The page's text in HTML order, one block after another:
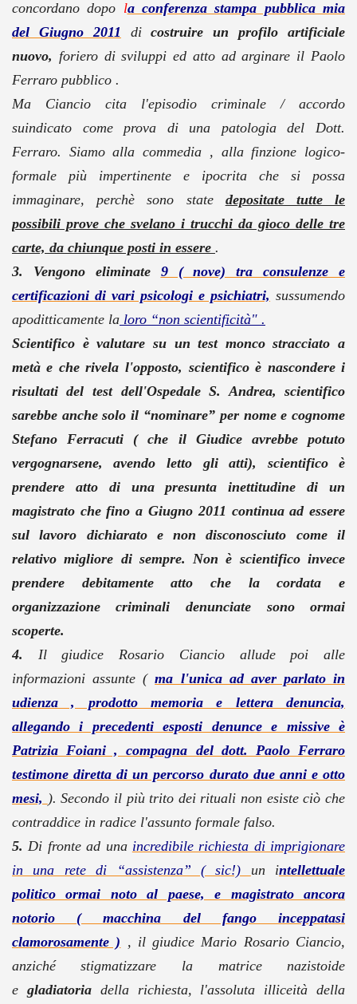
concordano dopo la conferenza stampa pubblica mia
del Giugno 2011
dicostruire un profilo artificiale
nuovo, foriero di sviluppi ed atto ad arginare il Paolo
Ferraro pubblico .
Ma Ciancio cita l'episodio criminale / accordo
suindicato come prova di una patologia del Dott.
Ferraro. Siamo alla commedia , alla finzione logico-
formale più impertinente e ipocrita che si possa
immaginare, perchè sono state depositate tutte le
possibili prove che svelano i trucchi da gioco delle tre
carte, da chiunque posti in essere .
3. Vengono eliminate 9 ( nove) tra consulenze e
certificazioni di vari psicologi e psichiatri, sussumendo
apoditticamente la loro “non scientificità" .
Scientifico è valutare su un test monco stracciato a
metà e che rivela l'opposto, scientifico è nascondere i
risultati del test dell'Ospedale S. Andrea, scientifico
sarebbe anche solo il “nominare” per nome e cognome
Stefano Ferracuti ( che il Giudice avrebbe potuto
vergognarsene, avendo letto gli atti), scientifico è
prendere atto di una presunta inettitudine di un
magistrato che fino a Giugno 2011 continua ad essere
sul lavoro dichiarato e non disconosciuto come il
relativo migliore di sempre. Non è scientifico invece
prendere debitamente atto che la cordata e
organizzazione criminali denunciate sono ormai
scoperte.
4. Il giudice Rosario Ciancio allude poi alle
informazioni assunte (ma l'unica ad aver parlato in
udienza , prodotto memoria e lettera denuncia,
allegando i precedenti esposti denunce e missive è
Patrizia Foiani , compagna del dott. Paolo Ferraro
testimone diretta di un percorso durato due anni e otto
mesi, ). Secondo il più trito dei rituali non esiste ciò che
contraddice in radice l'assunto formale falso.
5.Di fronte ad una incredibile richiesta di imprigionare
in una rete di “assistenza” ( sic!) un intellettuale
politico ormai noto al paese, e magistrato ancora
notorio ( macchina del fango inceppatasi
clamorosamente ) , il giudice Mario Rosario Ciancio,
anziché stigmatizzare la matrice nazistoide
e gladiatoria della richiesta, l'assoluta illiceità della